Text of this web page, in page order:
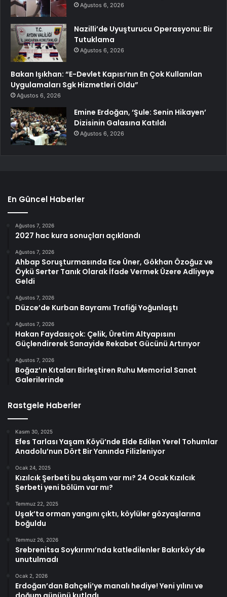
Ağustos 6, 2026
Nazilli’de Uyuşturucu Operasyonu: Bir
Tutuklama
Ağustos 6, 2026
Bakan Işıkhan: “E-Devlet Kapısı’nın En Çok Kullanılan
Uygulamaları Sgk Hizmetleri Oldu”
Ağustos 6, 2026
Emine Erdoğan, ‘Şule: Senin Hikayen’
Dizisinin Galasına Katıldı
Ağustos 6, 2026
En Güncel Haberler
Ağustos 7, 2026
2027 hac kura sonuçları açıklandı
Ağustos 7, 2026
Ahbap Soruşturmasında Ece Üner, Gökhan Özoğuz ve
Öykü Serter Tanık Olarak İfade Vermek Üzere Adliyeye
Geldi
Ağustos 7, 2026
Düzce’de Kurban Bayramı Trafiği Yoğunlaştı
Ağustos 7, 2026
Hakan Faydasıçok: Çelik, Üretim Altyapısını
Güçlendirerek Sanayide Rekabet Gücünü Artırıyor
Ağustos 7, 2026
Boğaz’ın Kıtaları Birleştiren Ruhu Memorial Sanat
Galerilerinde
Rastgele Haberler
Kasım 30, 2025
Efes Tarlası Yaşam Köyü’nde Elde Edilen Yerel Tohumlar
Anadolu’nun Dört Bir Yanında Filizleniyor
Ocak 24, 2025
Kızılcık Şerbeti bu akşam var mı? 24 Ocak Kızılcık
Şerbeti yeni bölüm var mı?
Temmuz 22, 2025
Uşak’ta orman yangını çıktı, köylüler gözyaşlarına
boğuldu
Temmuz 26, 2026
Srebrenitsa Soykırımı’nda katledilenler Bakırköy’de
unutulmadı
Ocak 2, 2026
Erdoğan’dan Bahçeli’ye manalı hediye! Yeni yılını ve